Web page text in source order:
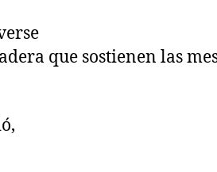
que sostienen las